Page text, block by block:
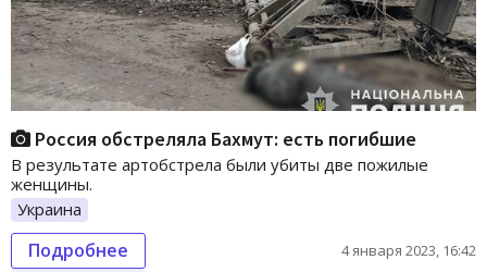
Россия обстреляла Бахмут: есть погибшие
В результате артобстрела были убиты две пожилые
женщины.
Украина
Подробнее 4 января 2023, 16:42